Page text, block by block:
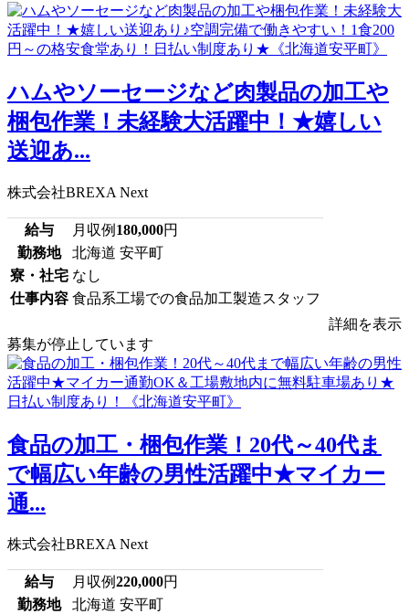
ハムやソーセージなど肉製品の加工や
梱包作業！未経験大活躍中！★嬉しい
送迎あ...
株式会社BREXA Next
給与 月収例 180,000円
勤務地
北海道 安平町
寮・社宅 なし
仕事内容 食品系工場での食品加工製造スタッフ
詳細を表示
募集が停止しています
食品の加工・梱包作業！20代～40代ま
で幅広い年齢の男性活躍中★マイカー
通...
株式会社BREXA Next
給与 月収例220,000円
勤務地
北海道 安平町